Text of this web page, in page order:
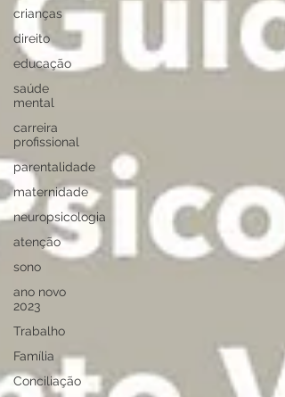
crianças
direito
educação
saúde
mental
carreira
profissional
parentalidade
maternidade
neuropsicologia
atenção
sono
ano novo
2023
Trabalho
Família
Conciliação